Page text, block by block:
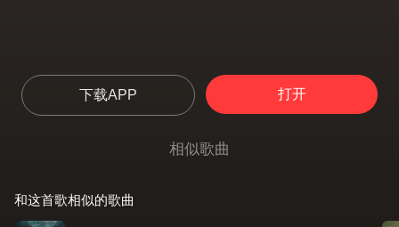
下载APP 打开
相似歌曲
和这首歌相似的歌曲